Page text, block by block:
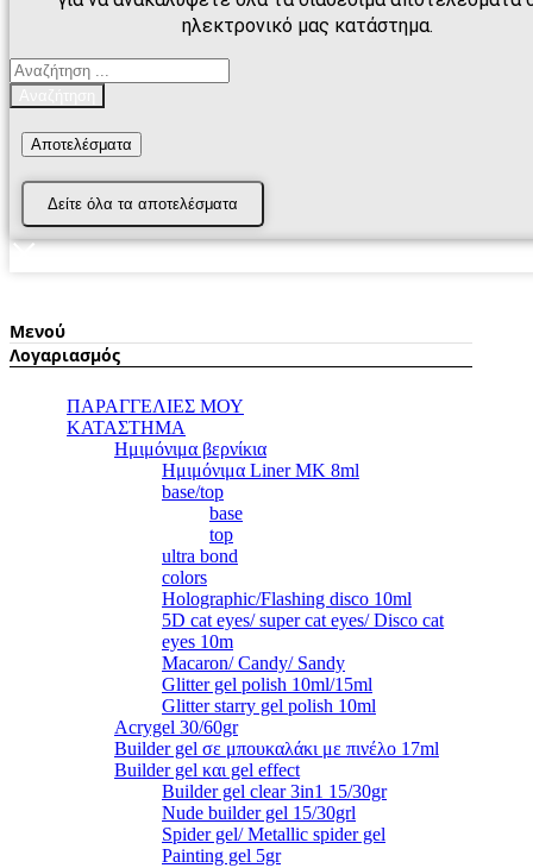
ηλεκτρονικό μας κατάστημα.
Search
...
Αποτελέσματα
Δείτε όλα τα αποτελέσματα
Μενού
Λογαριασμός
ΠΑΡΑΓΓΕΛΙΕΣ ΜΟΥ
ΚΑΤΑΣΤΗΜΑ
Ημιμόνιμα βερνίκια
Ημιμόνιμα Liner ΜΚ 8ml
base/top
base
top
ultra bond
colors
Holographic/Flashing disco 10ml
5D cat eyes/ super cat eyes/ Disco cat
eyes 10m
Macaron/ Candy/ Sandy
Glitter gel polish 10ml/15ml
Glitter starry gel polish 10ml
Acrygel 30/60gr
Builder gel σε μπουκαλάκι με πινέλο 17ml
Builder gel και gel effect
Builder gel clear 3in1 15/30gr
Nude builder gel 15/30grl
Spider gel/ Metallic spider gel
Painting gel 5gr